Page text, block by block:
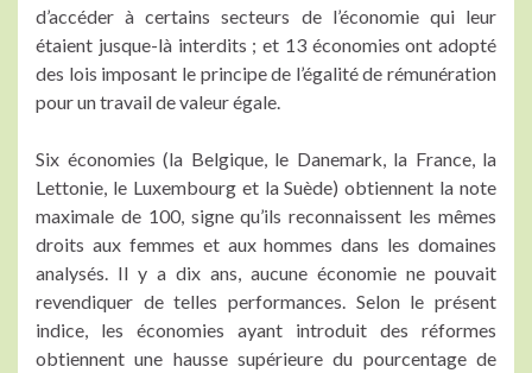
d’accéder à certains secteurs de l’économie qui leur
étaient jusque-là interdits ; et 13 économies ont adopté
des lois imposant le principe de l’égalité de rémunération
pour un travail de valeur égale.
Six économies (la Belgique, le Danemark, la France, la
Lettonie, le Luxembourg et la Suède) obtiennent la note
maximale de 100, signe qu’ils reconnaissent les mêmes
droits aux femmes et aux hommes dans les domaines
analysés. Il y a dix ans, aucune économie ne pouvait
revendiquer de telles performances. Selon le présent
indice, les économies ayant introduit des réformes
obtiennent une hausse supérieure du pourcentage de